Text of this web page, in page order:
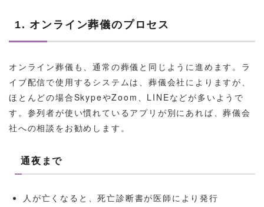
1. オンライン葬儀のプロセス
オンライン葬儀も、通常の葬儀と同じように進めます。ラ
イブ配信で使用するシステムは、葬儀会社によりますが、
ほとんどの場合SkypeやZoom、LINEなどが多いようで
す。参列者が使い慣れているアプリが別にあれば、葬儀会
社への相談をお勧めします。
通夜まで
人が亡くなると、死亡診断書が医師により発行